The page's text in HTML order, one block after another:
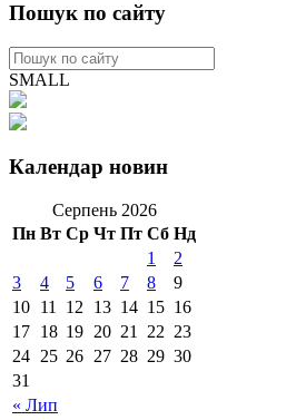
Пошук по сайту
SMALL
Календар новин
Серпень 2026
Пн Вт Ср Чт Пт Сб Нд
« Лип
1
2
3
4 5 6 7 8
9
10 11 12 13 14 15 16
17 18 19 20 21 22 23
24 25 26 27 28 29 30
31